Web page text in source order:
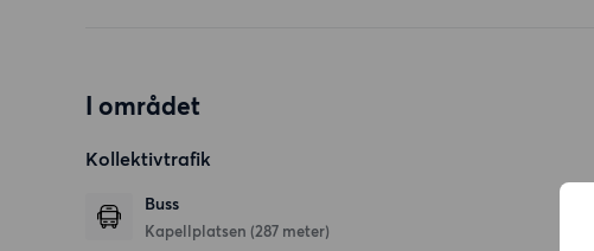
I området
Kollektivtrafik
Buss
Kapellplatsen (287 meter)